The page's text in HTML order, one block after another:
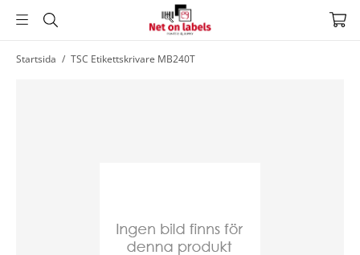
HoppaStartsida / TSC Etikettskrivare MB240T